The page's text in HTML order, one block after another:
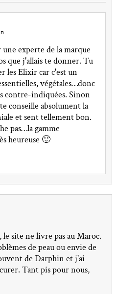
experte de la marque
que j'allais te donner. Tu
les Elixir car c'est un
végétales…donc
contre-indiquées. Sinon
conseille absolument la
et sent tellement bon.
pas…la gamme
heureuse 🙂
le site ne livre pas au Maroc.
de peau ou envie de
de Darphin et j'ai
Tant pis pour nous,